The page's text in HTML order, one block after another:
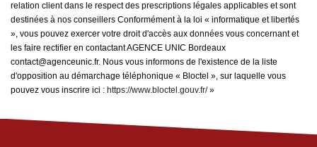
relation client dans le respect des prescriptions légales applicables et sont
destinées à nos conseillers Conformément à la loi « informatique et libertés
», vous pouvez exercer votre droit d'accès aux données vous concernant et
les faire rectifier en contactant AGENCE UNIC Bordeaux
contact@agenceunic.fr. Nous vous informons de l'existence de la liste
d'opposition au démarchage téléphonique « Bloctel », sur laquelle vous
pouvez vous inscrire ici : https://www.bloctel.gouv.fr/»